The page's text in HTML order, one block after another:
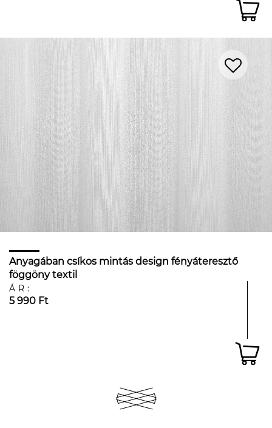
Anyagában csíkos mintás design fényáteresztő
föggöny textil
ÁR:
5 990 Ft